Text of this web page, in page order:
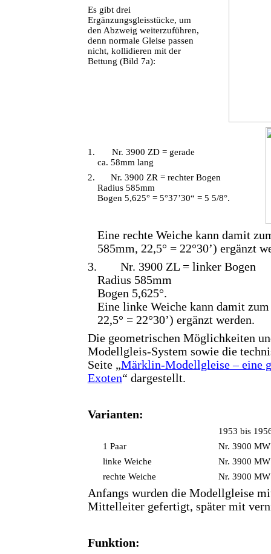
Es gibt drei
Ergänzungsgleisstücke, um
den Abzweig weiterzuführen,
denn normale Gleise passen
nicht, kollidieren mit der
Bettung (Bild 7a):
1.
Nr. 3900 ZD = gerade
ca. 58mm lang
2.
Nr. 3900 ZR = rechter Bogen
Radius 585mm
Bogen 5,625° = 5°37’30“ = 5 5/8°.
Eine rechte Weiche kann damit
585mm, 22,5° = 22°30’) ergänzt
3.
Nr. 3900 ZL = linker Bogen
Radius 585mm
Bogen 5,625°.
Eine linke Weiche kann damit
22,5° = 22°30’) ergänzt werden.
Die geometrischen Möglichkeiten
Modellgleis-System sowie die
Seite „Märklin-Modellgleise – eine
Exoten“ dargestellt.
Varianten:
1953 bis
1 Paar
Nr. 3900 MW
linke Weiche
Nr. 3900
rechte Weiche
Nr. 3900
Anfangs wurden die Modellgleise
Mittelleiter gefertigt, später mit
Funktion: